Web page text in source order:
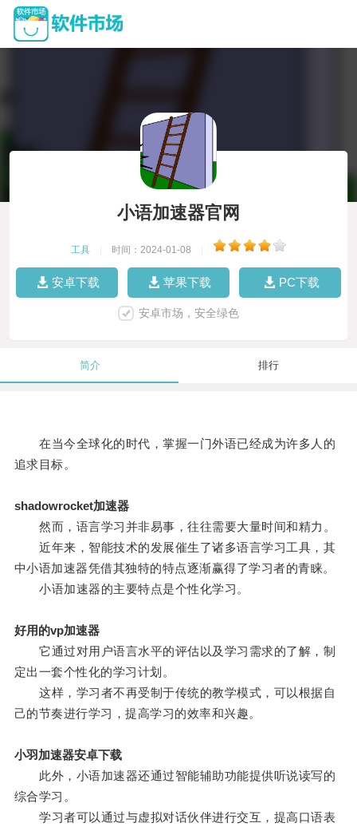
小语加速器官网
工具 时间：2024-01-08
安卓下载 苹果下载 PC下载
安卓市场，安全绿色
简介 排行
在当今全球化的时代，掌握一门外语已经成为许多人的
追求目标。
shadowrocket加速器
然而，语言学习并非易事，往往需要大量时间和精力。
近年来，智能技术的发展催生了诸多语言学习工具，其
中小语加速器凭借其独特的特点逐渐赢得了学习者的青睐。
小语加速器的主要特点是个性化学习。
好用的vp加速器
它通过对用户语言水平的评估以及学习需求的了解，制
定出一套个性化的学习计划。
这样，学习者不再受制于传统的教学模式，可以根据自
己的节奏进行学习，提高学习的效率和兴趣。
小羽加速器安卓下载
此外，小语加速器还通过智能辅助功能提供听说读写的
综合学习。
学习者可以通过与虚拟对话伙伴进行交互，提高口语表